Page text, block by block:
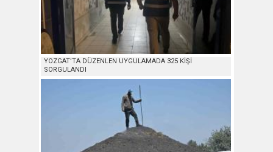
YOZGAT’TA DÜZENLEN UYGULAMADA 325 KİŞİ
SORGULANDI